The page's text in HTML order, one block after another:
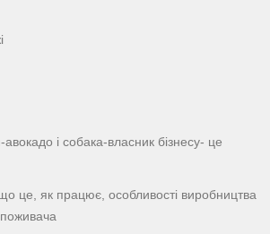
авокадо і собака-власник бізнесу- це
це, як працює, особливості виробництва